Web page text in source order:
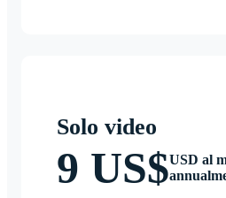
Solo video
9 US$USD al